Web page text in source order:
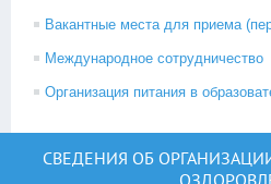
Вакантные места для приема
Международное сотрудничество
Организация питания в
СВЕДЕНИЯ ОБ